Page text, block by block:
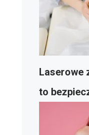
Laserowe
to